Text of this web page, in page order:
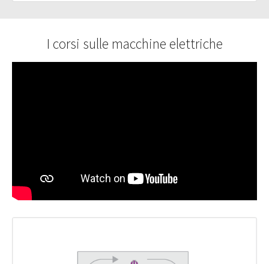
I corsi sulle macchine elettriche